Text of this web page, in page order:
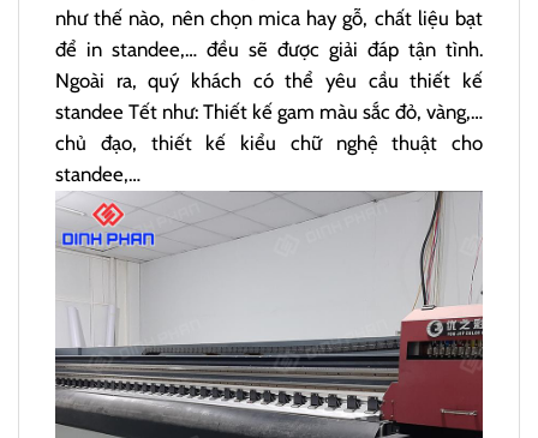
như thế nào, nên chọn mica hay gỗ, chất liệu bạt
để in standee,… đều sẽ được giải đáp tận tình.
Ngoài ra, quý khách có thể yêu cầu thiết kế
standee Tết như: Thiết kế gam màu sắc đỏ, vàng,…
chủ đạo, thiết kế kiểu chữ nghệ thuật cho
standee,…